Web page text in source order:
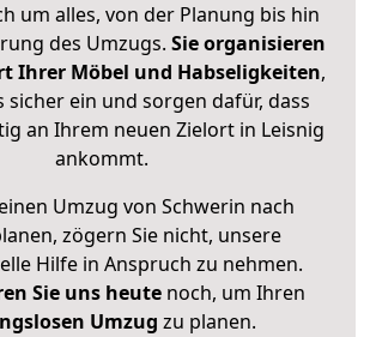
um alles, von der Planung bis hin
des Umzugs. Sie organisieren
Ihrer Möbel und Habseligkeiten,
sicher ein und sorgen dafür, dass
an Ihrem neuen Zielort in Leisnig
ankommt.
Umzug von Schwerin nach
zögern Sie nicht, unsere
Hilfe in Anspruch zu nehmen.
Sie uns heutenoch, um Ihren
Umzug zu planen.